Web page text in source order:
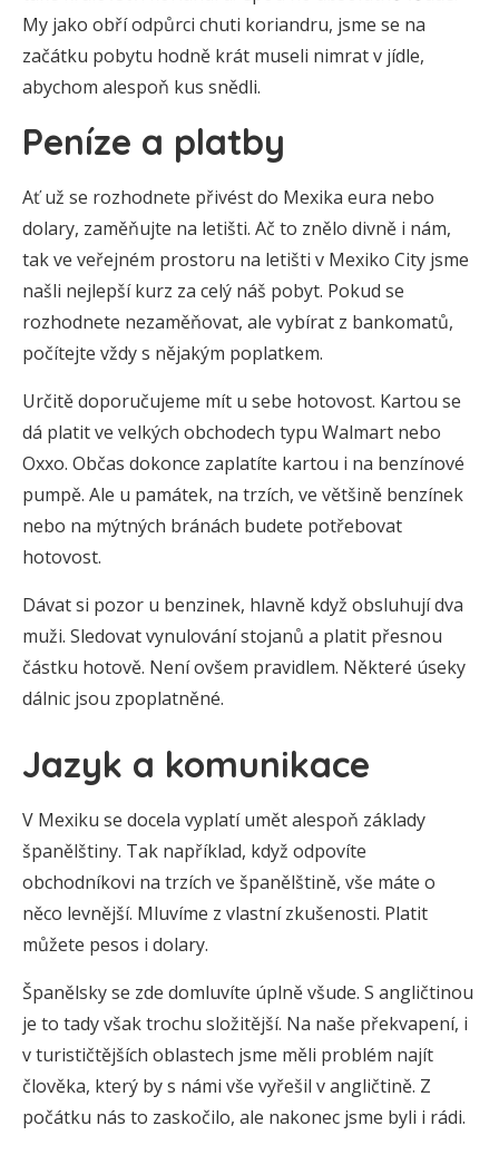
My jako obří odpůrci chuti koriandru, jsme se na
začátku pobytu hodně krát museli nimrat v jídle,
abychom alespoň kus snědli.
Peníze a platby
Ať už se rozhodnete přivést do Mexika eura nebo
dolary, zaměňujte na letišti. Ač to znělo divně i nám,
tak ve veřejném prostoru na letišti v Mexiko City jsme
našli nejlepší kurz za celý náš pobyt. Pokud se
rozhodnete nezaměňovat, ale vybírat z bankomatů,
počítejte vždy s nějakým poplatkem.
Určitě doporučujeme mít u sebe hotovost. Kartou se
dá platit ve velkých obchodech typu Walmart nebo
Oxxo. Občas dokonce zaplatíte kartou i na benzínové
pumpě. Ale u památek, na trzích, ve většině benzínek
nebo na mýtných bránách budete potřebovat
hotovost.
Dávat si pozor u benzinek, hlavně když obsluhují dva
muži. Sledovat vynulování stojanů a platit přesnou
částku hotově. Není ovšem pravidlem. Některé úseky
dálnic jsou zpoplatněné.
Jazyk a komunikace
V Mexiku se docela vyplatí umět alespoň základy
španělštiny. Tak například, když odpovíte
obchodníkovi na trzích ve španělštině, vše máte o
něco levnější. Mluvíme z vlastní zkušenosti. Platit
můžete pesos i dolary.
Španělsky se zde domluvíte úplně všude. S angličtinou
je to tady však trochu složitější. Na naše překvapení, i
v turističtějších oblastech jsme měli problém najít
člověka, který by s námi vše vyřešil v angličtině. Z
počátku nás to zaskočilo, ale nakonec jsme byli i rádi.